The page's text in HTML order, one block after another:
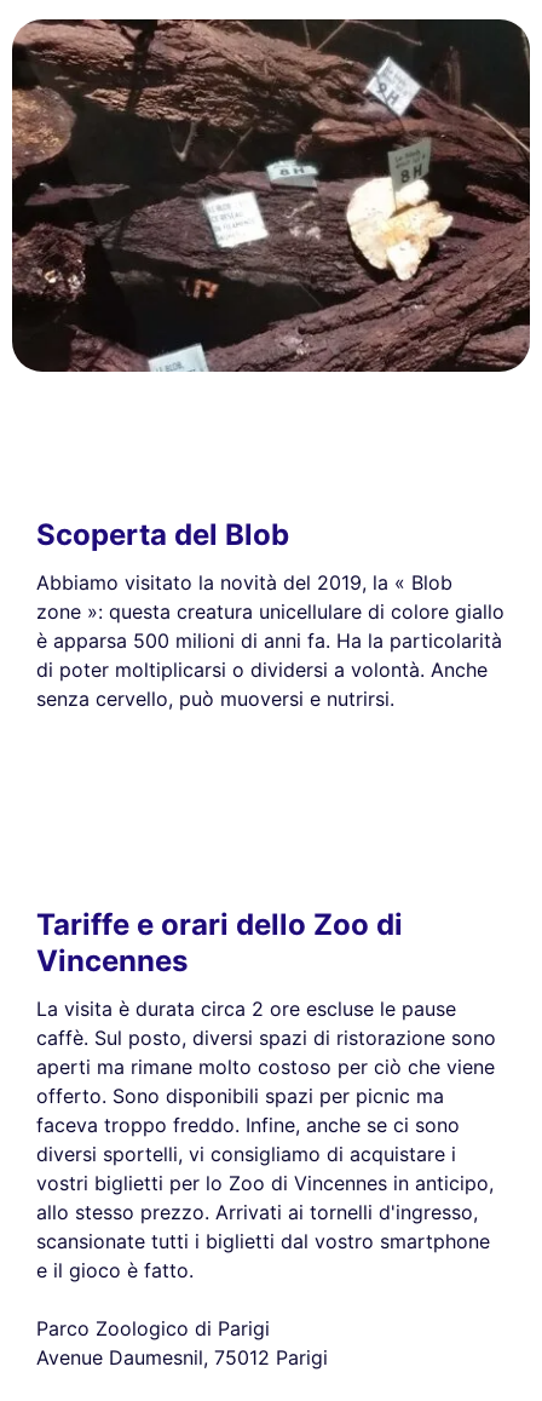
Scoperta del Blob
Abbiamo visitato la novità del 2019, la « Blob
zone »: questa creatura unicellulare di colore giallo
è apparsa 500 milioni di anni fa. Ha la particolarità
di poter moltiplicarsi o dividersi a volontà. Anche
senza cervello, può muoversi e nutrirsi.
Tariffe e orari dello Zoo di
Vincennes
La visita è durata circa 2 ore escluse le pause
caffè. Sul posto, diversi spazi di ristorazione sono
aperti ma rimane molto costoso per ciò che viene
offerto. Sono disponibili spazi per picnic ma
faceva troppo freddo. Infine, anche se ci sono
diversi sportelli, vi consigliamo di acquistare i
vostri biglietti per lo Zoo di Vincennes in anticipo,
allo stesso prezzo. Arrivati ai tornelli d'ingresso,
scansionate tutti i biglietti dal vostro smartphone
e il gioco è fatto.
Parco Zoologico di Parigi
Avenue Daumesnil, 75012 Parigi